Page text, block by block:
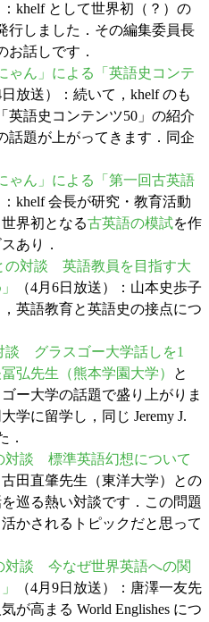
：khelf として世界初（？）の
行しました．その編集委員長
お話しです．
ゃん」による「英語史コンテ
日放送）：続いて，khelf のも
英語史コンテンツ50」の紹介
話題が上がってきます．同企
ゃん」による「第一回古英語
：khelf 会長が研究・教育活動
界初となる古英語の模試を作
あり．
の対談 英語教員を目指す大
（4月6日放送）：山本史歩子
英語教育と英語史の接点につ
談 グラスゴー大学話しを1
弘先生（熊本学園大学）
と
ー大学の話題で盛り上がりま
学に留学し，同じ Jeremy J.
．
対談 標準英語幻想について
古田直肇先生（東洋大学）との
巡る熱い対談です．この問題
かされるトピックだと思って
対談 今なぜ世界英語への関
（4月9日放送）：唐澤一友先
が高まる World Englishes につ